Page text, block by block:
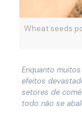
Wheat seeds
Enquanto
efeitos
setores de
todo não se